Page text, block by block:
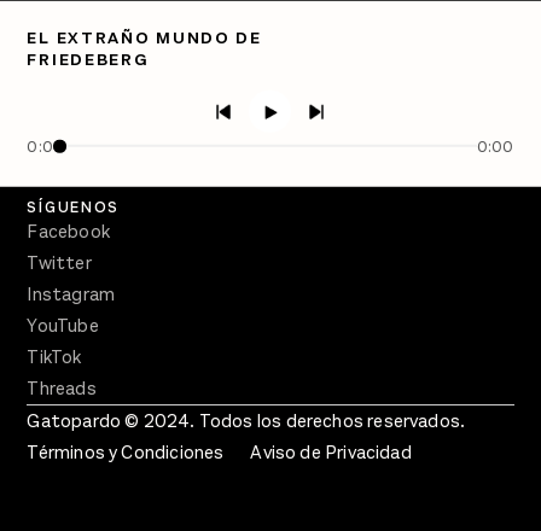
EL EXTRAÑO MUNDO DE
FRIEDEBERG
0:00 0:00
PÓDCASTS
Crecer en Distopía
SÍGUENOS
Facebook
Twitter
Instagram
YouTube
TikTok
Threads
Gatopardo © 2024. Todos los derechos reservados.
Términos y Condiciones
Aviso de Privacidad